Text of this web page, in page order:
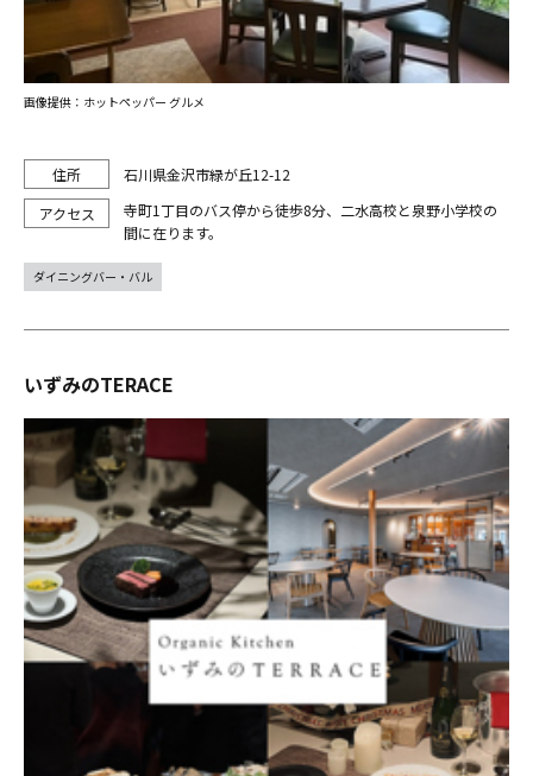
石川県金沢市緑が丘12-12
寺町1丁目のバス停から徒歩8分、二水高校と泉野小学校の
間に在ります。
画像提供：ホットペッパー グルメ
ダイニングバー・バル
いずみのTERACE